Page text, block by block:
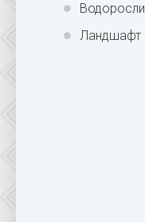
Водоросли
Ландшафт